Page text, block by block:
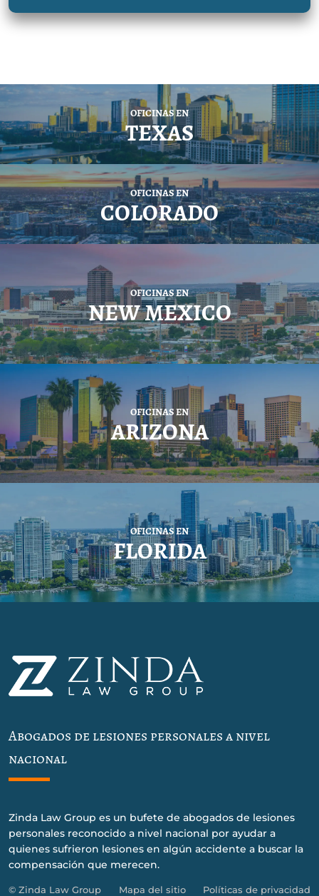
OFICINAS EN
TEXAS
OFICINAS EN
COLORADO
OFICINAS EN
NEW MEXICO
OFICINAS EN
ARIZONA
OFICINAS EN
FLORIDA
Abogados de lesiones personales a nivel
nacional
Zinda Law Group es un bufete de abogados de lesiones
personales reconocido a nivel nacional por ayudar a
quienes sufrieron lesiones en algún accidente a buscar la
compensación que merecen.
© Zinda Law Group Mapa del sitio Políticas de privacidad